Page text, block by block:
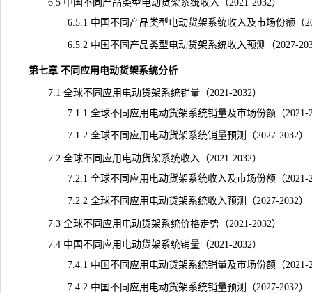
6.5 中国不同产品类型电动货架系统收入（2021-2032）
6.5.1 中国不同产品类型电动货架系统收入及市场份额（
6.5.2 中国不同产品类型电动货架系统收入预测（2027-
第七章 不同应用电动货架系统分析
7.1 全球不同应用电动货架系统销量（2021-2032）
7.1.1 全球不同应用电动货架系统销量及市场份额（2021-
7.1.2 全球不同应用电动货架系统销量预测（2027-2032）
7.2 全球不同应用电动货架系统收入（2021-2032）
7.2.1 全球不同应用电动货架系统收入及市场份额（2021-
7.2.2 全球不同应用电动货架系统收入预测（2027-2032）
7.3 全球不同应用电动货架系统价格走势（2021-2032）
7.4 中国不同应用电动货架系统销量（2021-2032）
7.4.1 中国不同应用电动货架系统销量及市场份额（2021-
7.4.2 中国不同应用电动货架系统销量预测（2027-2032）